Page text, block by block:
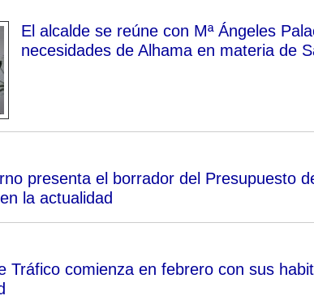
El alcalde se reúne con Mª Ángeles
necesidades de Alhama en materia de
presenta el borrador del Presupuesto
la actualidad
Tráfico comienza en febrero con sus